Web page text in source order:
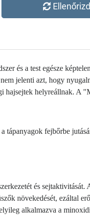
és a test egésze
jelenti azt, hogy
hajsejtek helyreállnak. A
tápanyagok fejbőrbe
és
növekedését, ezáltal
alkalmazva a